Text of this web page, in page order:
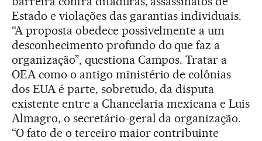
Estado e violações das garantias individuais.
“A proposta obedece possivelmente a um
desconhecimento profundo do que faz a
organização”, questiona Campos. Tratar a
OEA como o antigo ministério de colônias
dos EUA é parte, sobretudo, da disputa
existente entre a Chancelaria mexicana e Luis
Almagro, o secretário-geral da organização.
“O fato de o terceiro maior contribuinte